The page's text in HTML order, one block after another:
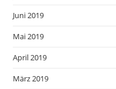
Juni 2019
Mai 2019
April 2019
März 2019